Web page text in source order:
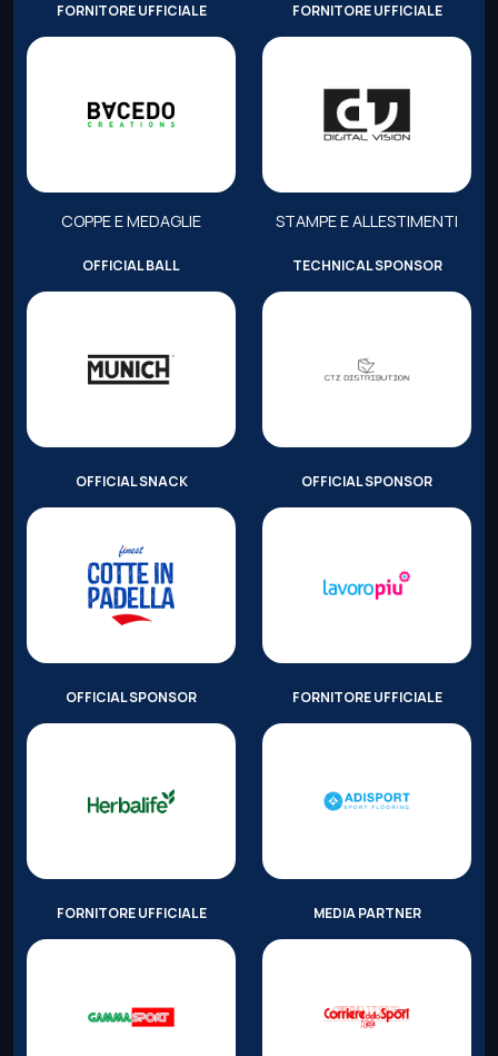
FORNITORE UFFICIALE
COPPE E MEDAGLIE
FORNITORE UFFICIALE
STAMPE E ALLESTIMENTI
OFFICIAL BALL TECHNICAL SPONSOR
OFFICIAL SNACK OFFICIAL SPONSOR
OFFICIAL SPONSOR FORNITORE UFFICIALE
FORNITORE UFFICIALE MEDIA PARTNER